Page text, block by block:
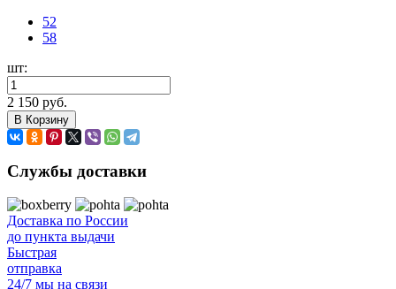
52
58
шт:
2 150 руб.
В Корзину
Службы доставки
Доставка по России
до пункта выдачи
Быстрая
отправка
24/7 мы на связи